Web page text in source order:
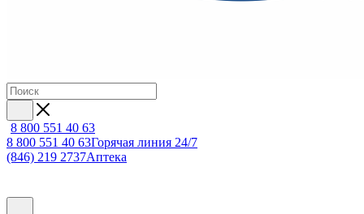
8 800 551 40 63
8 800 551 40 63Горячая линия 24/7
(846) 219 2737Аптека